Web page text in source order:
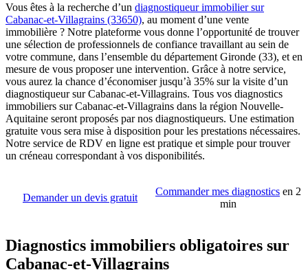
Vous êtes à la recherche d’un diagnostiqueur immobilier sur
Cabanac-et-Villagrains (33650), au moment d’une vente
immobilière ? Notre plateforme vous donne l’opportunité de trouver
une sélection de professionnels de confiance travaillant au sein de
votre commune, dans l’ensemble du département Gironde (33), et en
mesure de vous proposer une intervention. Grâce à notre service,
vous aurez la chance d’économiser jusqu’à 35% sur la visite d’un
diagnostiqueur sur Cabanac-et-Villagrains. Tous vos diagnostics
immobiliers sur Cabanac-et-Villagrains dans la région Nouvelle-
Aquitaine seront proposés par nos diagnostiqueurs. Une estimation
gratuite vous sera mise à disposition pour les prestations nécessaires.
Notre service de RDV en ligne est pratique et simple pour trouver
un créneau correspondant à vos disponibilités.
Demander un devis gratuit
Commander mes diagnostics en 2
min
Diagnostics immobiliers obligatoires sur
Cabanac-et-Villagrains